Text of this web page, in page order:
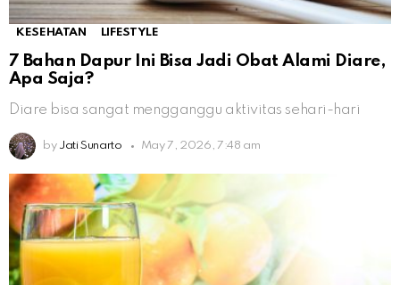
KESEHATAN LIFESTYLE
7 Bahan Dapur Ini Bisa Jadi Obat Alami Diare,
Apa Saja?
Diare bisa sangat mengganggu aktivitas sehari-hari
by Jati Sunarto May 7, 2026, 7:48 am